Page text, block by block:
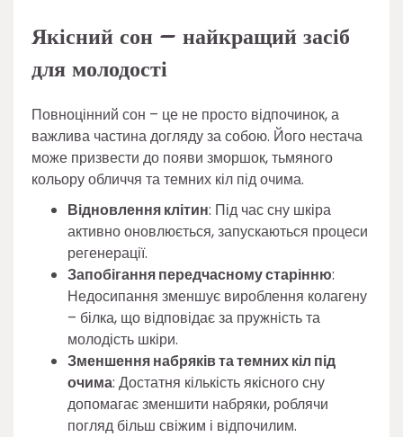
Якісний сон – найкращий засіб
для молодості
Повноцінний сон – це не просто відпочинок, а
важлива частина догляду за собою. Його нестача
може призвести до появи зморшок, тьмяного
кольору обличчя та темних кіл під очима.
Відновлення клітин: Під час сну шкіра
активно оновлюється, запускаються процеси
регенерації.
Запобігання передчасному старінню:
Недосипання зменшує вироблення колагену
– білка, що відповідає за пружність та
молодість шкіри.
Зменшення набряків та темних кіл під
очима: Достатня кількість якісного сну
допомагає зменшити набряки, роблячи
погляд більш свіжим і відпочилим.